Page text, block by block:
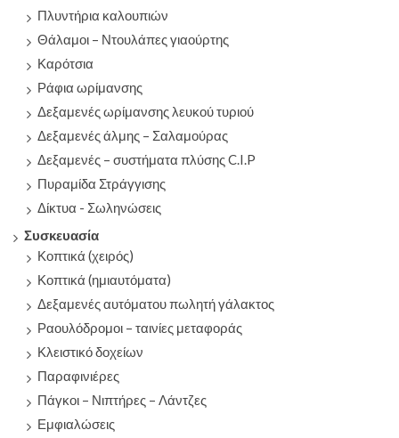
Πλυντήρια καλουπιών
Θάλαμοι – Ντουλάπες γιαούρτης
Καρότσια
Ράφια ωρίμανσης
Δεξαμενές ωρίμανσης λευκού τυριού
Δεξαμενές άλμης – Σαλαμούρας
Δεξαμενές – συστήματα πλύσης C.I.P
Πυραμίδα Στράγγισης
Δίκτυα - Σωληνώσεις
Συσκευασία
Κοπτικά (χειρός)
Κοπτικά (ημιαυτόματα)
Δεξαμενές αυτόματου πωλητή γάλακτος
Ραουλόδρομοι – ταινίες μεταφοράς
Κλειστικό δοχείων
Παραφινιέρες
Πάγκοι – Νιπτήρες – Λάντζες
Εμφιαλώσεις